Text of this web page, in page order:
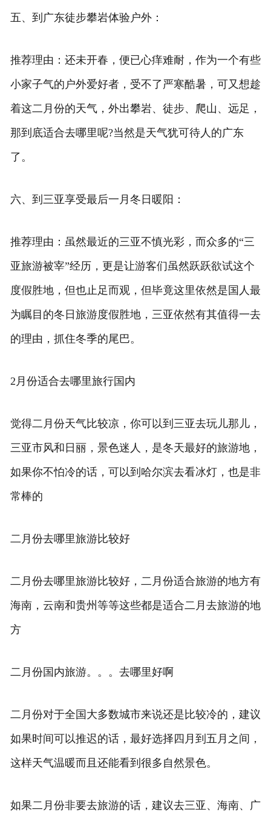
五、到广东徒步攀岩体验户外：
推荐理由：还未开春，便已心痒难耐，作为一个有些
小家子气的户外爱好者，受不了严寒酷暑，可又想趁
着这二月份的天气，外出攀岩、徒步、爬山、远足，
那到底适合去哪里呢?当然是天气犹可待人的广东
了。
六、到三亚享受最后一月冬日暖阳：
推荐理由：虽然最近的三亚不慎光彩，而众多的“三
亚旅游被宰”经历，更是让游客们虽然跃跃欲试这个
度假胜地，但也止足而观，但毕竟这里依然是国人最
为瞩目的冬日旅游度假胜地，三亚依然有其值得一去
的理由，抓住冬季的尾巴。
2月份适合去哪里旅行国内
觉得二月份天气比较凉，你可以到三亚去玩儿那儿，
三亚市风和日丽，景色迷人，是冬天最好的旅游地，
如果你不怕冷的话，可以到哈尔滨去看冰灯，也是非
常棒的
二月份去哪里旅游比较好
二月份去哪里旅游比较好，二月份适合旅游的地方有
海南，云南和贵州等等这些都是适合二月去旅游的地
方
二月份国内旅游。。。去哪里好啊
二月份对于全国大多数城市来说还是比较冷的，建议
如果时间可以推迟的话，最好选择四月到五月之间，
这样天气温暖而且还能看到很多自然景色。
如果二月份非要去旅游的话，建议去三亚、海南、广